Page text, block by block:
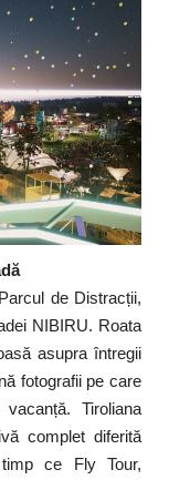
de Distracții,
NIBIRU. Roata
asupra întregii
fotografii pe care
Tiroliana
complet diferită
ce Fly Tour,